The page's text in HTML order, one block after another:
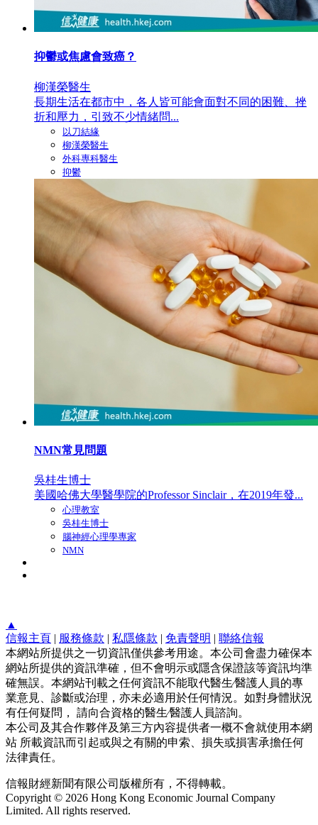
抑鬱或焦慮會致癌？
柳漢榮醫生
長期生活在都市中，各人皆可能會面對不同的困難、挫
折和壓力，引致不少情緒問...
以刀結緣
柳漢榮醫生
外科專科醫生
抑鬱
NMN常見問題
吳桂生博士
美國哈佛大學醫學院的Professor Sinclair，在2019年發...
心理教室
吳桂生博士
腦神經心理學專家
NMN
▲
信報主頁 | 服務條款 | 私隱條款 | 免責聲明 | 聯絡信報
本網站所提供之一切資訊僅供參考用途。本公司會盡力確保本
網站所提供的資訊準確，但不會明示或隱含保證該等資訊均準
確無誤。本網站刊載之任何資訊不能取代醫生∕醫護人員的專
業意見、診斷或治理，亦未必適用於任何情況。如對身體狀況
有任何疑問， 請向合資格的醫生∕醫護人員諮詢。
本公司及其合作夥伴及第三方內容提供者一概不會就使用本網
站 所載資訊而引起或與之有關的申索、損失或損害承擔任何
法律責任。
信報財經新聞有限公司版權所有，不得轉載。
Copyright © 2026 Hong Kong Economic Journal Company
Limited. All rights reserved.